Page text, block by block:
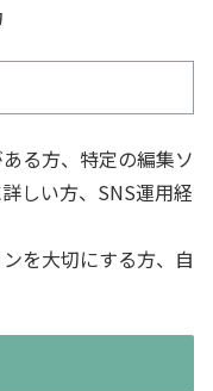
る方、特定の編集ソ
しい方、SNS運用経
を大切にする方、自